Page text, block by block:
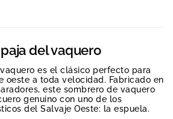
del vaquero
es el clásico perfecto para
oeste a toda velocidad. Fabricado en
este sombrero de vaquero
genuino con uno de los
del Salvaje Oeste: la espuela.